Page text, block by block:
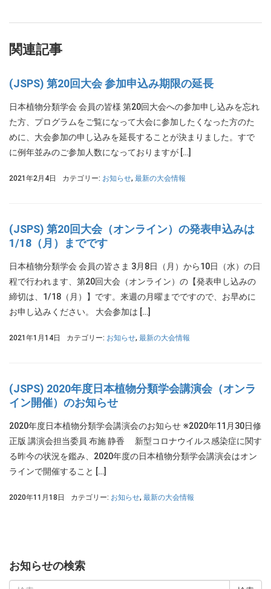
関連記事
(JSPS) 第20回大会 参加申込み期限の延長
日本植物分類学会 会員の皆様 第20回大会への参加申し込みを忘れ
た方、プログラムをご覧になって大会に参加したくなった方のた
めに、大会参加の申し込みを延長することが決まりました。すで
に例年並みのご参加人数になっておりますが […]
2021年2月4日 カテゴリー: お知らせ, 最新の大会情報
(JSPS) 第20回大会（オンライン）の発表申込みは
1/18（月）までです
日本植物分類学会 会員の皆さま 3月8日（月）から10日（水）の日
程で行われます、第20回大会（オンライン）の【発表申し込みの
締切は、1/18（月）】です。来週の月曜までですので、お早めに
お申し込みください。 大会参加は […]
2021年1月14日 カテゴリー: お知らせ, 最新の大会情報
(JSPS) 2020年度日本植物分類学会講演会（オンラ
イン開催）のお知らせ
2020年度日本植物分類学会講演会のお知らせ ※2020年11月30日修
正版 講演会担当委員 布施 静香 新型コロナウイルス感染症に関す
る昨今の状況を鑑み、2020年度の日本植物分類学会講演会はオン
ラインで開催すること […]
2020年11月18日 カテゴリー: お知らせ, 最新の大会情報
お知らせの検索